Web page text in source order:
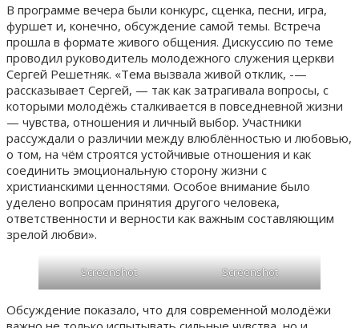
В программе вечера были конкурс, сценка, песни, игра,
фуршет и, конечно, обсуждение самой темы. Встреча
прошла в формате живого общения. Дискуссию по теме
проводил руководитель молодежного служения церкви
Сергей Решетняк. «Тема вызвала живой отклик, -—
рассказывает Сергей, — так как затрагивала вопросы, с
которыми молодёжь сталкивается в повседневной жизни
— чувства, отношения и личный выбор. Участники
рассуждали о различии между влюблённостью и любовью,
о том, на чём строятся устойчивые отношения и как
соединить эмоциональную сторону жизни с
христианскими ценностями. Особое внимание было
уделено вопросам принятия другого человека,
ответственности и верности как важным составляющим
зрелой любви».
Screenshot Screenshot
Обсуждение показало, что для современной молодёжи